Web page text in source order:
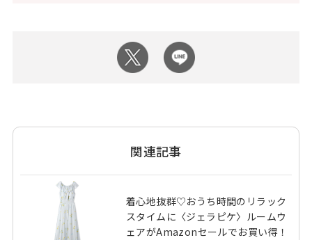
関連記事
着心地抜群♡おうち時間のリラック
スタイムに〈ジェラピケ〉ルームウ
ェアがAmazonセールでお買い得！